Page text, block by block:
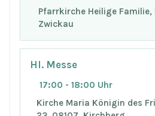
Pfarrkirche Heilige
Zwickau
Hl. Messe
17:00 - 18:00 Uhr
Kirche Maria Königin des